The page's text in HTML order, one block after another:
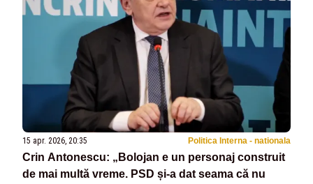
15 apr. 2026, 20:35 Politica Interna - nationala
Crin Antonescu: „Bolojan e un personaj construit
de mai multă vreme. PSD și-a dat seama că nu